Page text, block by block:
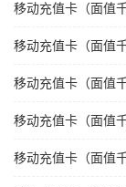
移动充值卡（面值
移动充值卡（面值
移动充值卡（面值
移动充值卡（面值
移动充值卡（面值